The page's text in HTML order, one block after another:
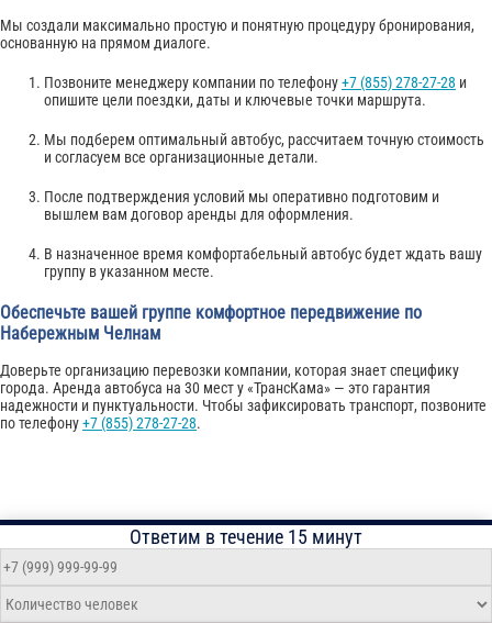
Мы создали максимально простую и понятную процедуру бронирования,
основанную на прямом диалоге.
Позвоните менеджеру компании по телефону+7 (855) 278-27-28 и
опишите цели поездки, даты и ключевые точки маршрута.
Мы подберем оптимальный автобус, рассчитаем точную стоимость
и согласуем все организационные детали.
После подтверждения условий мы оперативно подготовим и
вышлем вам договор аренды для оформления.
В назначенное время комфортабельный автобус будет ждать вашу
группу в указанном месте.
Обеспечьте вашей группе комфортное передвижение по
Набережным Челнам
Доверьте организацию перевозки компании, которая знает специфику
города. Аренда автобуса на 30 мест у «ТрансКама» — это гарантия
надежности и пунктуальности. Чтобы зафиксировать транспорт, позвоните
по телефону+7 (855) 278-27-28.
Ответим в течение 15 минут